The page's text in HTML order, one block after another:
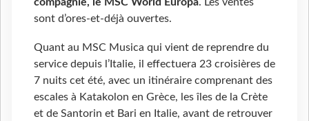
sont d’ores-et-déjà ouvertes.
Quant au MSC Musica qui vient de reprendre du
service depuis l’Italie, il effectuera 23 croisières de
7 nuits cet été, avec un itinéraire comprenant des
escales à Katakolon en Grèce, les îles de la Crète
et de Santorin et Bari en Italie, avant de retrouver